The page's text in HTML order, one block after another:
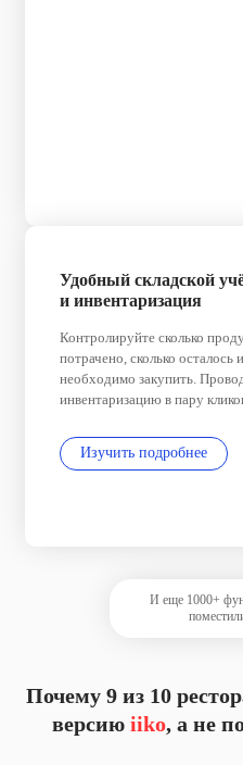
Удобный складской
и инвентаризация
Контролируйте сколько
потрачено, сколько осталось
необходимо закупить.
инвентаризацию в пару
Изучить подробнее
И еще 1000+
Почему 9 из 10
версию iiko, а не